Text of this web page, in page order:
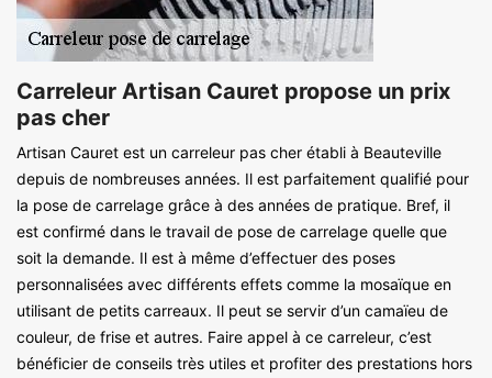
Carreleur Artisan Cauret propose un prix
pas cher
Artisan Cauret est un carreleur pas cher établi à Beauteville
depuis de nombreuses années. Il est parfaitement qualifié pour
la pose de carrelage grâce à des années de pratique. Bref, il
est confirmé dans le travail de pose de carrelage quelle que
soit la demande. Il est à même d’effectuer des poses
personnalisées avec différents effets comme la mosaïque en
utilisant de petits carreaux. Il peut se servir d’un camaïeu de
couleur, de frise et autres. Faire appel à ce carreleur, c’est
bénéficier de conseils très utiles et profiter des prestations hors